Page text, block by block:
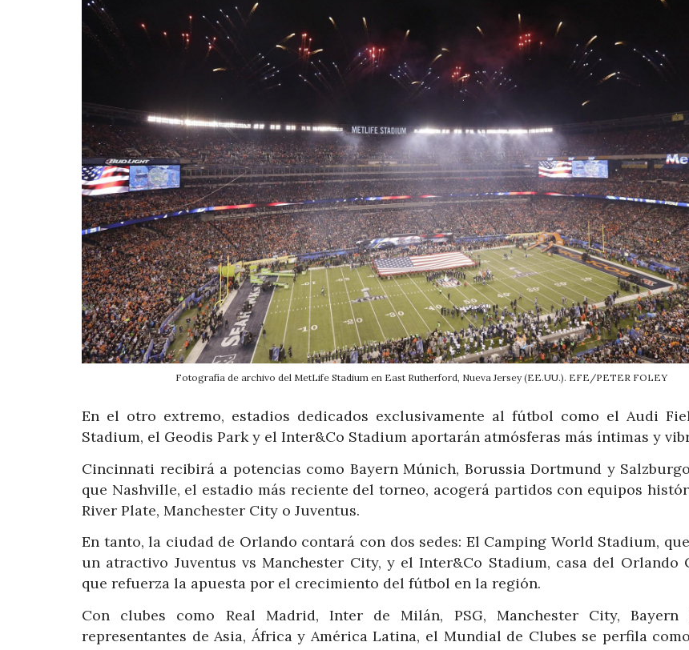
Fotografía de archivo del MetLife Stadium en East Rutherford, Nueva Jersey (EE.UU.). EFE/PETER FOLEY
En el otro extremo, estadios dedicados exclusivamente al fútbol como el Audi
Stadium, el Geodis Park y el Inter&Co Stadium aportarán atmósferas más íntimas y
Cincinnati recibirá a potencias como Bayern Múnich, Borussia Dortmund y
que Nashville, el estadio más reciente del torneo, acogerá partidos con equipos
River Plate, Manchester City o Juventus.
En tanto, la ciudad de Orlando contará con dos sedes: El Camping World Stadium,
un atractivo Juventus vs Manchester City, y el Inter&Co Stadium, casa del Orlando
que refuerza la apuesta por el crecimiento del fútbol en la región.
Con clubes como Real Madrid, Inter de Milán, PSG, Manchester City,
representantes de Asia, África y América Latina, el Mundial de Clubes se perfila